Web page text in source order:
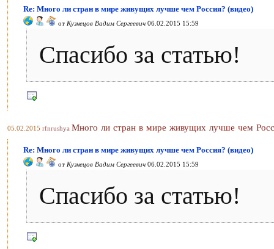
Re: Много ли стран в мире живущих лучше чем Россия? (видео)
от Кузнецов Вадим Сергеевич 06.02.2015 15:59
Спасибо за статью!
05.02.2015 rfnrushya Много ли стран в мире живущих лучше чем
Re: Много ли стран в мире живущих лучше чем Россия? (видео)
от Кузнецов Вадим Сергеевич 06.02.2015 15:59
Спасибо за статью!